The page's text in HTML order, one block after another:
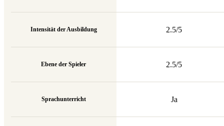
Intensität der Ausbildung
Ebene der Spieler
Sprachunterricht
2.5/5
2.5/5
Ja